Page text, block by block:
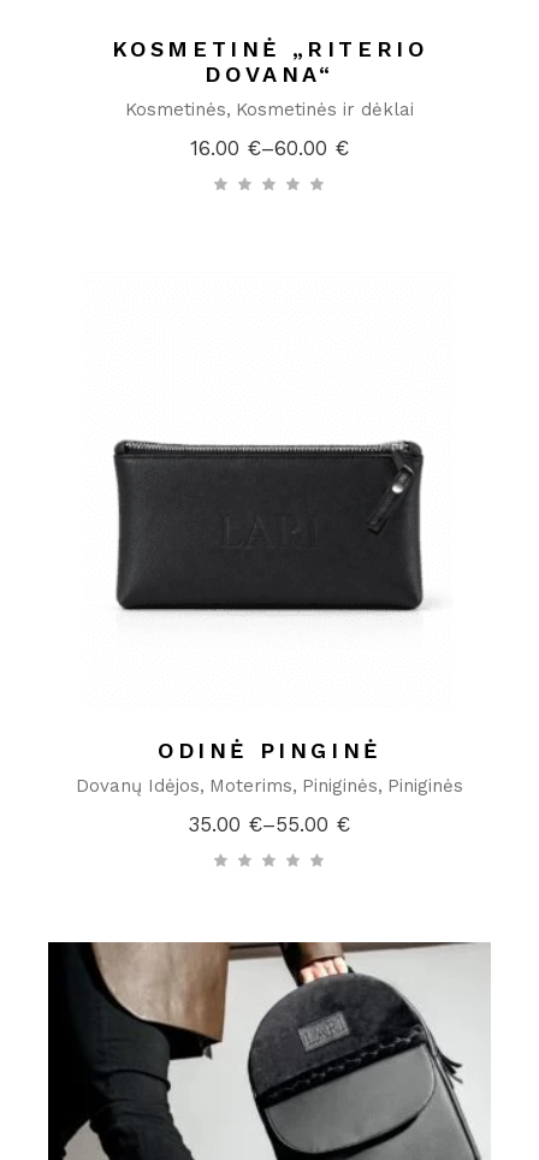
KOSMETINĖ „RITERIO
DOVANA“
Kosmetinės Kosmetinės ir dėklai
16.00 €–60.00 €
Price
range:
16.00 €
ODINĖ PINGINĖ
Dovanų Idėjos Moterims Piniginės Piniginės
35.00 €–55.00 €
Price
range:
35.00 €